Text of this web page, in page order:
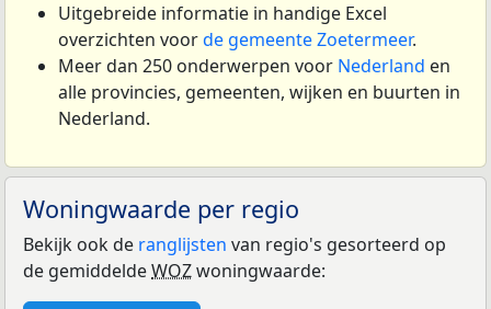
Uitgebreide informatie in handige Excel
overzichten voorde gemeente Zoetermeer.
Meer dan 250 onderwerpen voor Nederland en
alle provincies, gemeenten, wijken en buurten in
Nederland.
Woningwaarde per regio
Bekijk ook de ranglijsten van regio's gesorteerd op
de gemiddeldeWOZwoningwaarde: